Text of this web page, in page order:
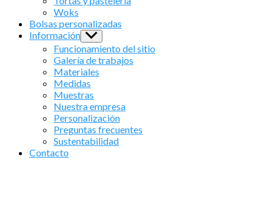
Woks
Bolsas personalizadas
Información Show
sub
menu
Funcionamiento del sitio
Galería de trabajos
Materiales
Medidas
Muestras
Nuestra empresa
Personalización
Preguntas frecuentes
Sustentabilidad
Contacto